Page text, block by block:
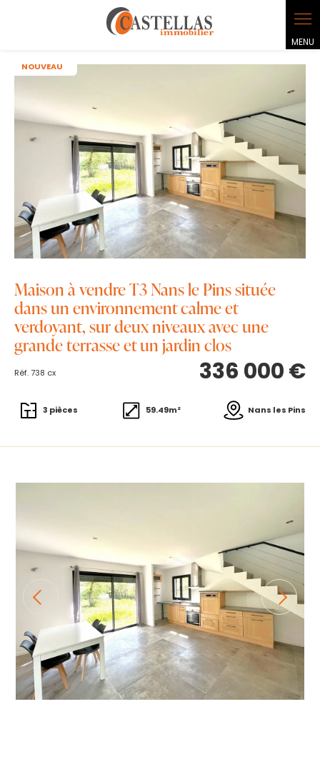
NOUVEAU
Maison à vendre T3 Nans le Pins située
dans un environnement calme et
verdoyant, sur deux niveaux avec une
grande terrasse et un jardin clos
336 000 €
Réf. 738 cx
3 pièces 59.49m² Nans les Pins
alt=" A vendre à Nans les Pins villa T3" title=" A vendre
à Nans les Pins villa T3"/>
Panneau de gestion des cookies